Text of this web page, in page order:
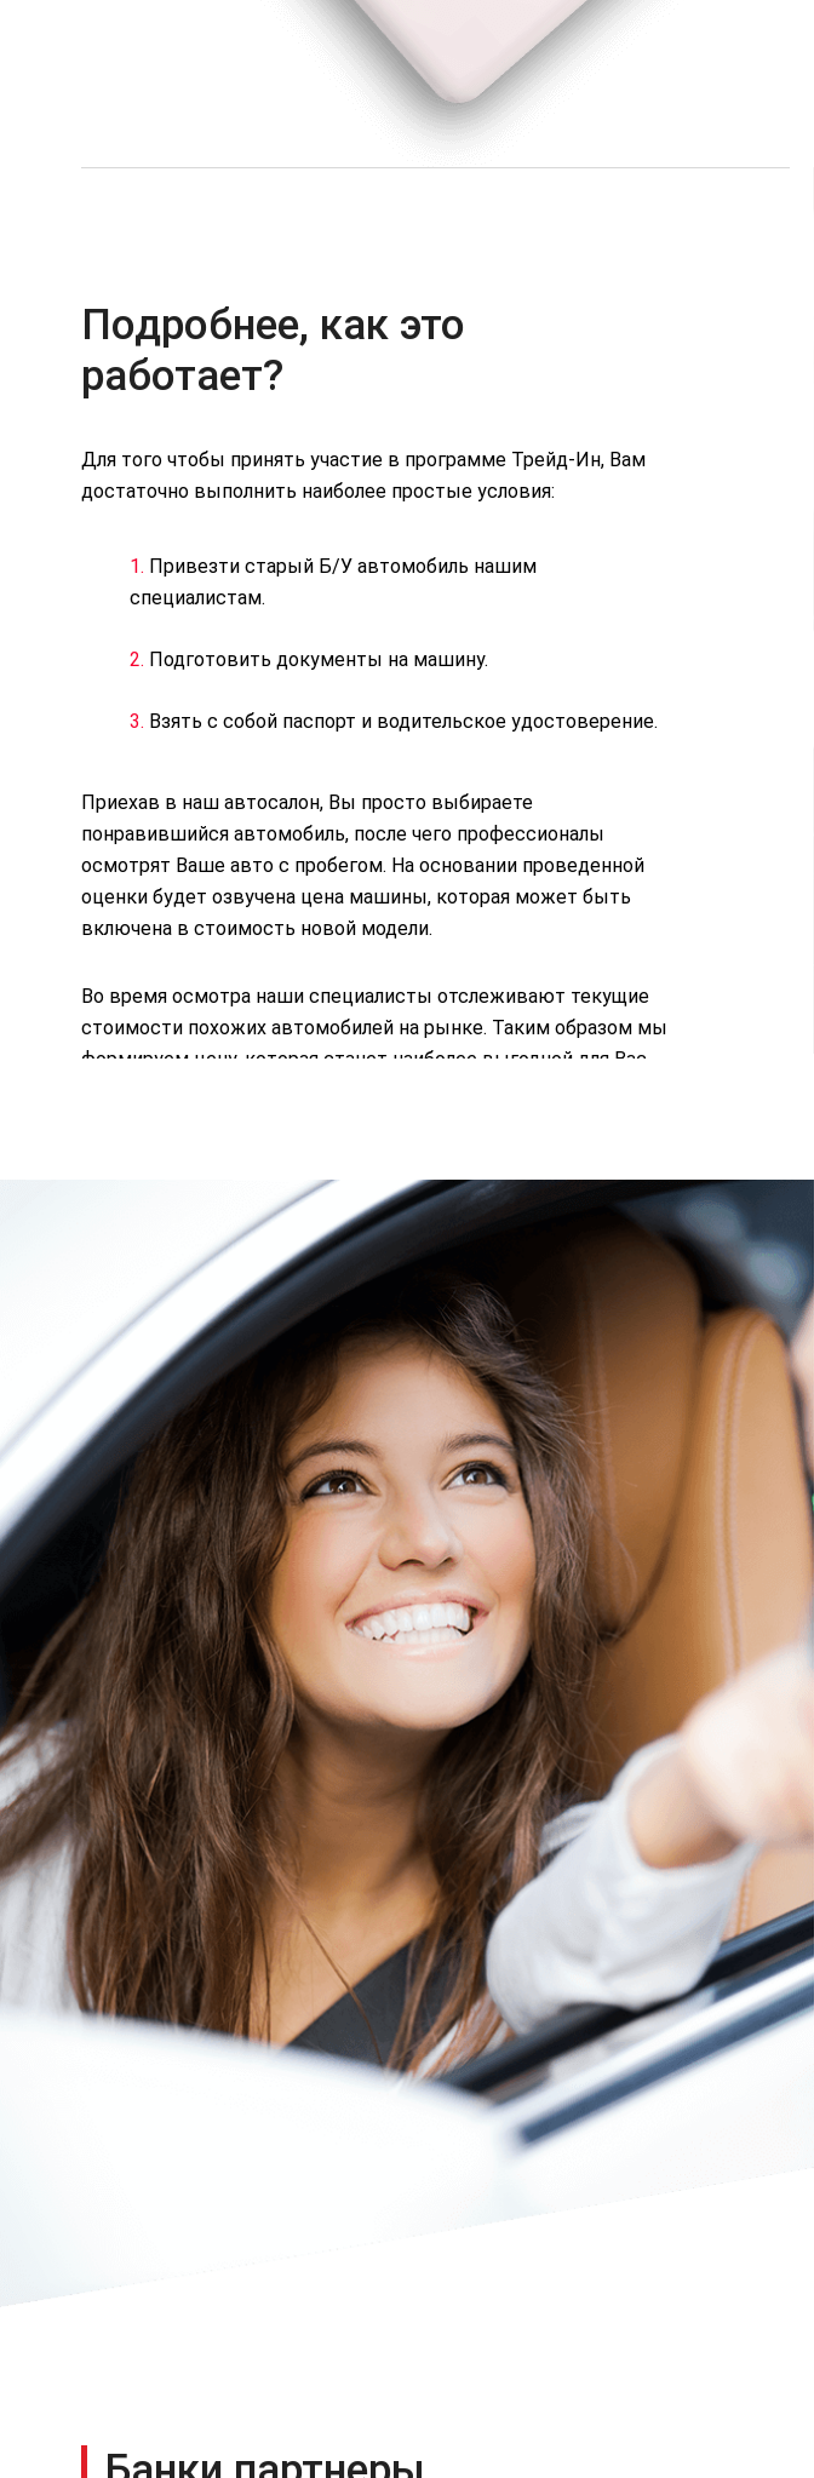
Подробнее, как это
работает?
Для того чтобы принять участие в программе Трейд-Ин, Вам
достаточно выполнить наиболее простые условия:
1. Привезти старый Б/У автомобиль нашим
специалистам.
2. Подготовить документы на машину.
3. Взять с собой паспорт и водительское удостоверение.
Приехав в наш автосалон, Вы просто выбираете
понравившийся автомобиль, после чего профессионалы
осмотрят Ваше авто с пробегом. На основании проведенной
оценки будет озвучена цена машины, которая может быть
включена в стоимость новой модели.
Во время осмотра наши специалисты отслеживают текущие
стоимости похожих автомобилей на рынке. Таким образом мы
формируем цену, которая станет наиболее выгодной для Вас
Отправить заявку